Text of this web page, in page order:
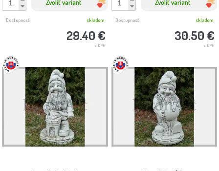
Zvoliť variant
29.40 €
s DPH
Dostupnosť: skladom
Zvoliť variant
30.50 €
s DPH
Dostupnosť: skladom